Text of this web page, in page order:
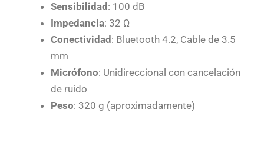
Sensibilidad : 100 dB
Impedancia: 32 Ω
Conectividad : Bluetooth 4.2, Cable de 3.5
mm
Micrófono: Unidireccional con cancelación
de ruido
Peso: 320 g (aproximadamente)